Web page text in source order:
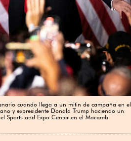
cuando llega a un mitin de campaña en el
y expresidente Donald Trump haciendo un
Sports and Expo Center en el Macomb